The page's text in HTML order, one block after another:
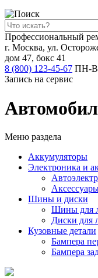
Профессиональный
г. Москва, ул.
дом 47, бокс 41
8 (800) 123-45-67 ПН-
Запись на сервис
Меню раздела
Аккумуляторы
Электроника и
Шины и диски
Шины для
Диски для
Кузовные детали
Бампера
Бампера